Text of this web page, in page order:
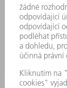
POUŽITÍ
ODVĚTVÍ
SPOLEČNOST
KARIÉRA
PRACOVNÍ
PROFIL PODNIKU
VÝROČNÍ ZPRÁVA
ZÁSADY